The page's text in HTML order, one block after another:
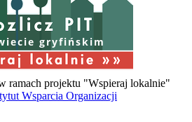
gryfińskim
ramach projektu "Wspieraj lokalnie"
Wsparcia Organizacji